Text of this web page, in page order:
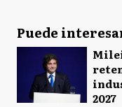
Puede
2027